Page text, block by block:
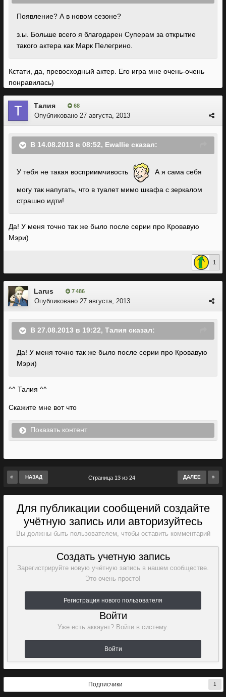
Появление? А в новом сезоне?
з.ы. Больше всего я благодарен Суперам за открытие
такого актера как Марк Пелегрино.
Кстати, да, превосходный актер. Его игра мне очень-очень
понравилась)
Талия 68
Опубликовано 27 августа, 2013
В 14.08.2013 в 08:52, Ewallie сказал:
У тебя не такая восприимчивость А я сама себя
могу так напугать, что в туалет мимо шкафа с зеркалом
страшно идти!
Да! У меня точно так же было после серии про Кровавую
Мэри)
1
Larus 7 486
Опубликовано 27 августа, 2013
В 27.08.2013 в 19:22, Талия сказал:
Да! У меня точно так же было после серии про Кровавую
Мэри)
^^ Талия ^^
Скажите мне вот что
Показать контент
НАЗАД ДАЛЕЕ
Страница 13 из 24
Для публикации сообщений создайте
учётную запись или авторизуйтесь
Вы должны быть пользователем, чтобы оставить комментарий
Создать учетную запись
Зарегистрируйте новую учётную запись в нашем сообществе.
Это очень просто!
Регистрация нового пользователя
Войти
Уже есть аккаунт? Войти в систему.
Войти
Подписчики 1